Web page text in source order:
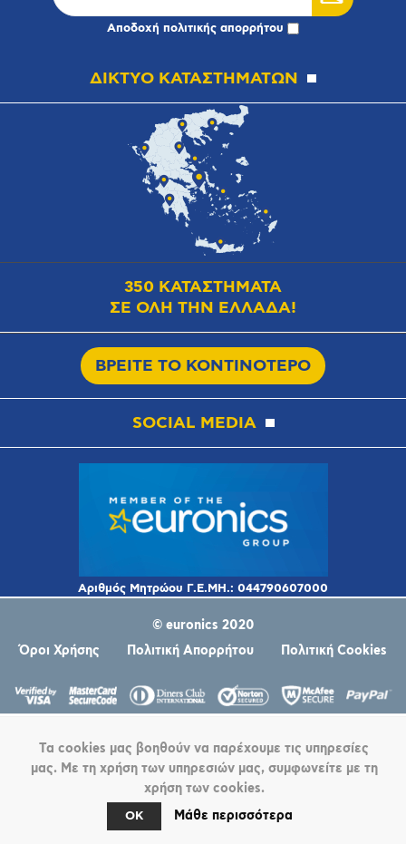
Αποδοχή πολιτικής απορρήτου
ΔΙΚΤΥΟ ΚΑΤΑΣΤΗΜΑΤΩΝ
350 ΚΑΤΑΣΤΗΜΑΤΑ
ΣΕ ΟΛΗ ΤΗΝ ΕΛΛΑΔΑ!
ΒΡΕΙΤΕ ΤΟ ΚΟΝΤΙΝΟΤΕΡΟ
SOCIAL MEDIA
© euronics 2020
Όροι Χρήσης
Πολιτική Απορρήτου Πολιτική Cookies
Powered by
Τα cookies μας βοηθούν να παρέχουμε τις υπηρεσίες
μας. Με τη χρήση των υπηρεσιών μας, συμφωνείτε με τη
χρήση των cookies.
OK Μάθε περισσότερα